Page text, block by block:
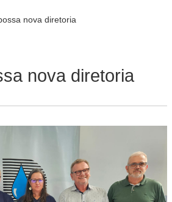
nova diretoria
nova diretoria